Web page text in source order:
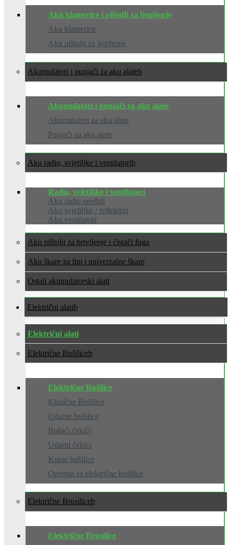
Aku klamerice i pištolji za ljepljenje
Aku klamerice
Aku pištolji za ljepljenje
Akumulatori i punjači za aku alate
Akumulatori i punjači za aku alate
Akumulatori za aku alate
Punjači za aku alate
Aku radio, svjetiljke i ventilatori
Radio, svjetiljke i ventilatori
Aku radio uređaji
Aku svjetiljke / reflektori
Aku ventilatori
Aku pištolji za brtvljenje i čistači fuga
Aku škare za lim i univerzalne škare
Ostali akumulatorski alati
Električni alati
Električni alati
Električne Bušilice
Električne Bušilice
Klasične Bušilice
Udarne bušilice
Bušaći čekići
Udarni čekići
Kutne bušilice
Oprema za električne bušilice
Električne Brusilice
Električne Brusilice